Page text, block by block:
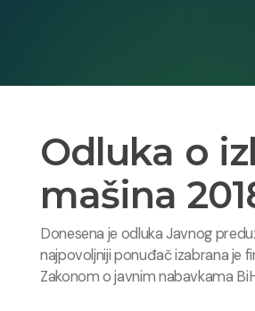
Odluka o
mašina
Donesena je odluka Javnog
najpovoljniji ponuđač izabrana je
Zakonom o javnim nabavkama